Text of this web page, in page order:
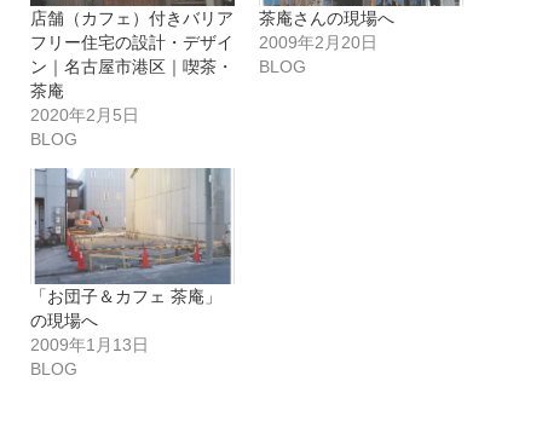
店舗（カフェ）付きバリア
フリー住宅の設計・デザイ
ン｜名古屋市港区｜喫茶・
茶庵
2020年2月5日
BLOG
茶庵さんの現場へ
2009年2月20日
BLOG
「お団子＆カフェ 茶庵」
の現場へ
2009年1月13日
BLOG